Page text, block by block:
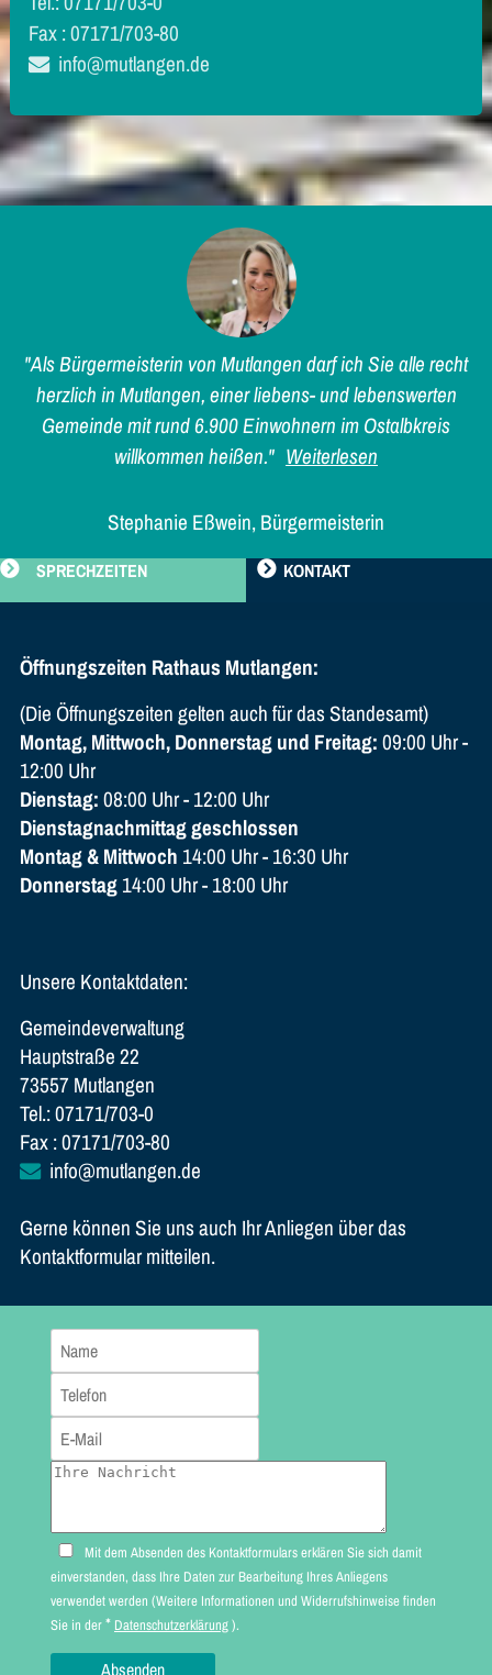
Fax : 07171/703-80
info@mutlangen.de
"Als Bürgermeisterin von Mutlangen darf ich Sie alle recht
herzlich in Mutlangen, einer liebens- und lebenswerten
Gemeinde mit rund 6.900 Einwohnern im Ostalbkreis
willkommen heißen." Weiterlesen
Stephanie Eßwein, Bürgermeisterin
SPRECHZEITEN KONTAKT
Öffnungszeiten Rathaus Mutlangen:
(Die Öffnungszeiten gelten auch für das Standesamt)
Montag, Mittwoch, Donnerstag und Freitag:09:00 Uhr -
12:00 Uhr
Dienstag:08:00 Uhr - 12:00 Uhr
Dienstagnachmittag geschlossen
Montag & Mittwoch 14:00 Uhr - 16:30 Uhr
Donnerstag14:00 Uhr - 18:00 Uhr
Unsere Kontaktdaten:
Gemeindeverwaltung
Hauptstraße 22
73557 Mutlangen
Tel.: 07171/703-0
Fax : 07171/703-80
info@mutlangen.de
Gerne können Sie uns auch Ihr Anliegen über das
Kontaktformular mitteilen.
Mit dem Absenden des Kontaktformulars erklären Sie sich damit
einverstanden, dass Ihre Daten zur Bearbeitung Ihres Anliegens
verwendet werden (Weitere Informationen und Widerrufshinweise finden
Sie in der* Datenschutzerklärung).